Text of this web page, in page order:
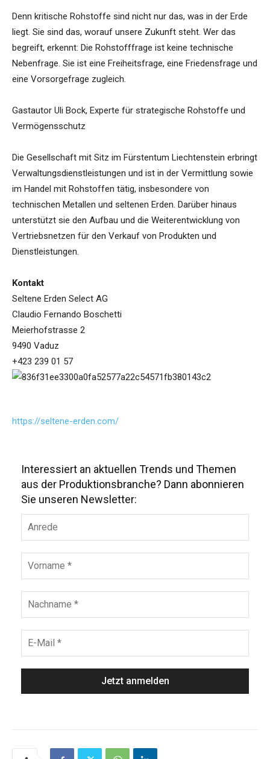
Denn kritische Rohstoffe sind nicht nur das, was in der Erde
liegt. Sie sind das, worauf unsere Zukunft steht. Wer das
begreift, erkennt: Die Rohstofffrage ist keine technische
Nebenfrage. Sie ist eine Freiheitsfrage, eine Friedensfrage und
eine Vorsorgefrage zugleich.
Gastautor Uli Bock, Experte für strategische Rohstoffe und
Vermögensschutz
Die Gesellschaft mit Sitz im Fürstentum Liechtenstein erbringt
Verwaltungsdienstleistungen und ist in der Vermittlung sowie
im Handel mit Rohstoffen tätig, insbesondere von
technischen Metallen und seltenen Erden. Darüber hinaus
unterstützt sie den Aufbau und die Weiterentwicklung von
Vertriebsnetzen für den Verkauf von Produkten und
Dienstleistungen.
Kontakt
Seltene Erden Select AG
Claudio Fernando Boschetti
Meierhofstrasse 2
9490 Vaduz
+423 239 01 57
https://seltene-erden.com/
Interessiert an aktuellen Trends und Themen
aus der Produktionsbranche? Dann abonnieren
Sie unseren Newsletter: